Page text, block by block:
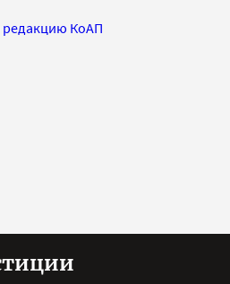
редакцию КоАП